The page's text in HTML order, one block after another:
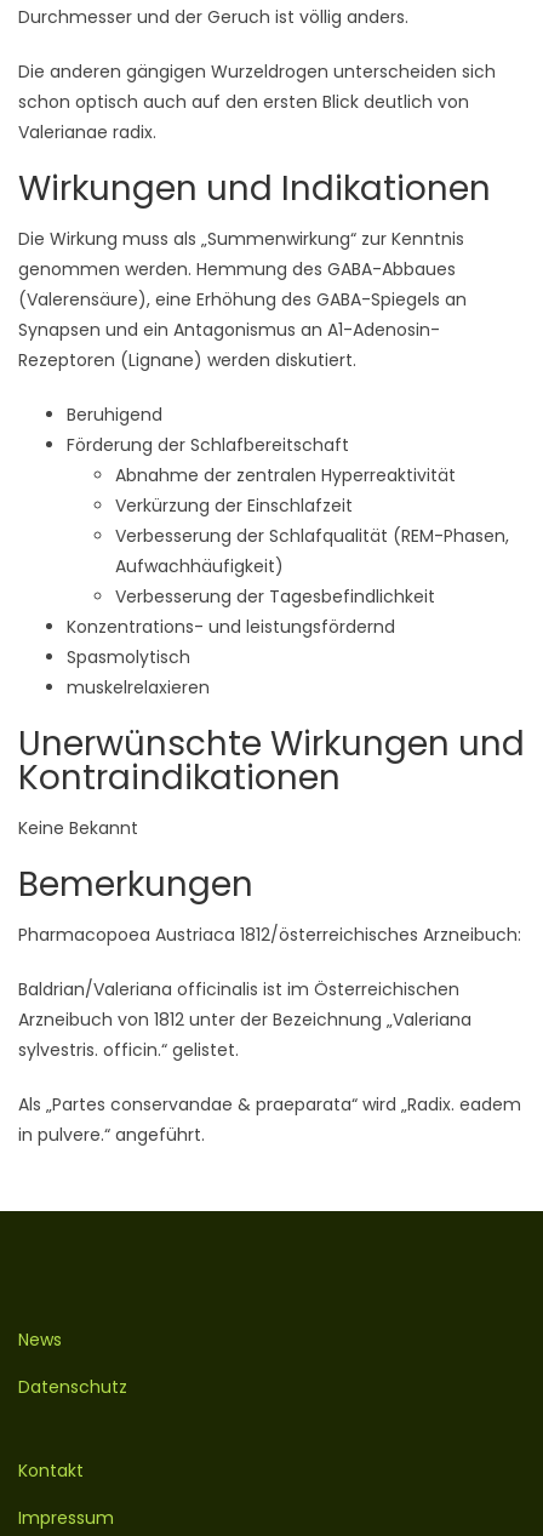
Durchmesser und der Geruch ist völlig anders.
Die anderen gängigen Wurzeldrogen unterscheiden sich
schon optisch auch auf den ersten Blick deutlich von
Valerianae radix.
Wirkungen und Indikationen
Die Wirkung muss als „Summenwirkung“ zur Kenntnis
genommen werden. Hemmung des GABA-Abbaues
(Valerensäure), eine Erhöhung des GABA-Spiegels an
Synapsen und ein Antagonismus an A1-Adenosin-
Rezeptoren (Lignane) werden diskutiert.
Beruhigend
Förderung der Schlafbereitschaft
Abnahme der zentralen Hyperreaktivität
Verkürzung der Einschlafzeit
Verbesserung der Schlafqualität (REM-Phasen,
Aufwachhäufigkeit)
Verbesserung der Tagesbefindlichkeit
Konzentrations- und leistungsfördernd
Spasmolytisch
muskelrelaxieren
Unerwünschte Wirkungen und
Kontraindikationen
Keine Bekannt
Bemerkungen
Pharmacopoea Austriaca 1812/österreichisches Arzneibuch:
Baldrian/Valeriana officinalis ist im Österreichischen
Arzneibuch von 1812 unter der Bezeichnung „Valeriana
sylvestris. officin.“ gelistet.
Als „Partes conservandae & praeparata“ wird „Radix. eadem
in pulvere.“ angeführt.
News
Datenschutz
Kontakt
Impressum